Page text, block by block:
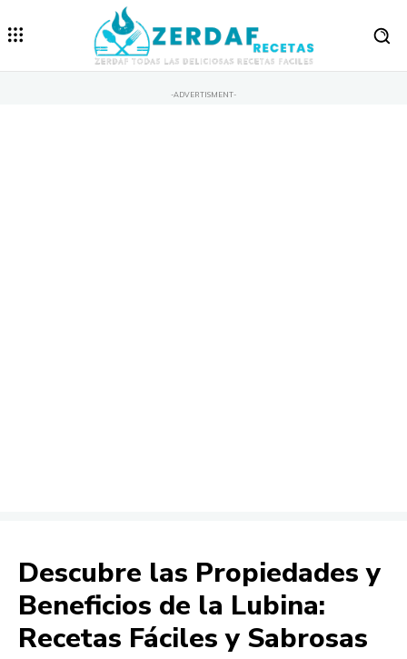
-ADVERTISMENT-
Descubre las Propiedades y
Beneficios de la Lubina:
Recetas Fáciles y Sabrosas